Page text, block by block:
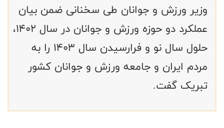
وزیر ورزش و جوانان طی سخنانی ضمن بیان
عملکرد دو حوزه ورزش و جوانان در سال ۱۴۰۲،
حلول سال نو و فرارسیدن سال ۱۴۰۳ را به
مردم ایران و جامعه ورزش و جوانان کشور
تبریک گفت.